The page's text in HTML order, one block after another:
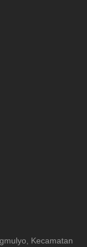
Kecamatan